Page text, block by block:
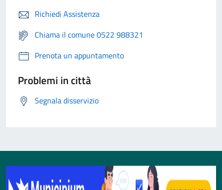
Richiedi Assistenza
Chiama il comune 0522 988321
Prenota un appuntamento
Problemi in città
Segnala disservizio